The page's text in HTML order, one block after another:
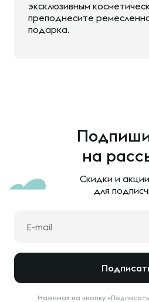
эксклюзивным
преподнесите
подарка.
на
Скидки и
для
Нажимая на кнопку